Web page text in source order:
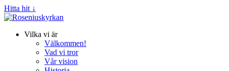
Hitta hit ↓
Vilka vi är
Välkommen!
Vad vi tror
Vår vision